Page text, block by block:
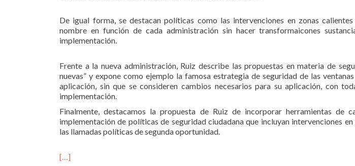
De igual forma, se destacan políticas como las intervenciones en zonas
nombre en función de cada administración sin hacer transformaicones
implementación.
Frente a la nueva administración, Ruiz describe las propuestas en materia de
nuevas” y expone como ejemplo la famosa estrategia de seguridad de las
aplicación, sin que se consideren cambios necesarios para su aplicación, con
implementación.
Finalmente, destacamos la propuesta de Ruiz de incorporar herramientas de
implementación de políticas de seguridad ciudadana que incluyan intervenciones
las llamadas políticas de segunda oportunidad.
[…]